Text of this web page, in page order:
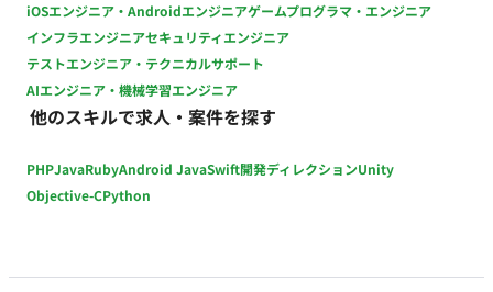
iOSエンジニア・Androidエンジニアゲームプログラマ・エンジニア
インフラエンジニアセキュリティエンジニア
テストエンジニア・テクニカルサポート
AIエンジニア・機械学習エンジニア
他のスキルで求人・案件を探す
PHPJavaRubyAndroid JavaSwift開発ディレクションUnity
Objective-CPython